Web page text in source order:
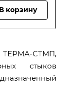
В корзину
СТМП,
стыков